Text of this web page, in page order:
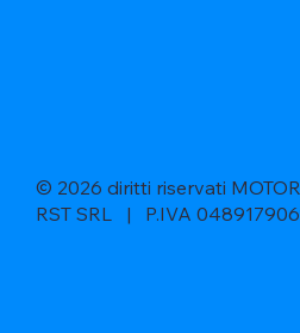
© 2026 diritti riservati
RST SRL | P.IVA